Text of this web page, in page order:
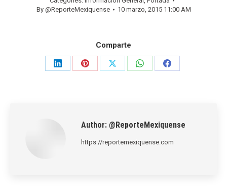
By @ReporteMexiquense 10 marzo, 2015 11:00 AM
Comparte
Share
Share
Share
Share
Share
Author: @ReporteMexiquense
https://reportemexiquense.com